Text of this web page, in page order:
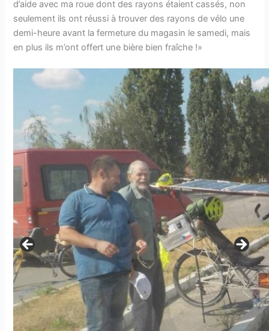
d’aide avec ma roue dont des rayons étaient cassés, non
seulement ils ont réussi à trouver des rayons de vélo une
demi-heure avant la fermeture du magasin le samedi, mais
en plus ils m’ont offert une bière bien fraîche !»